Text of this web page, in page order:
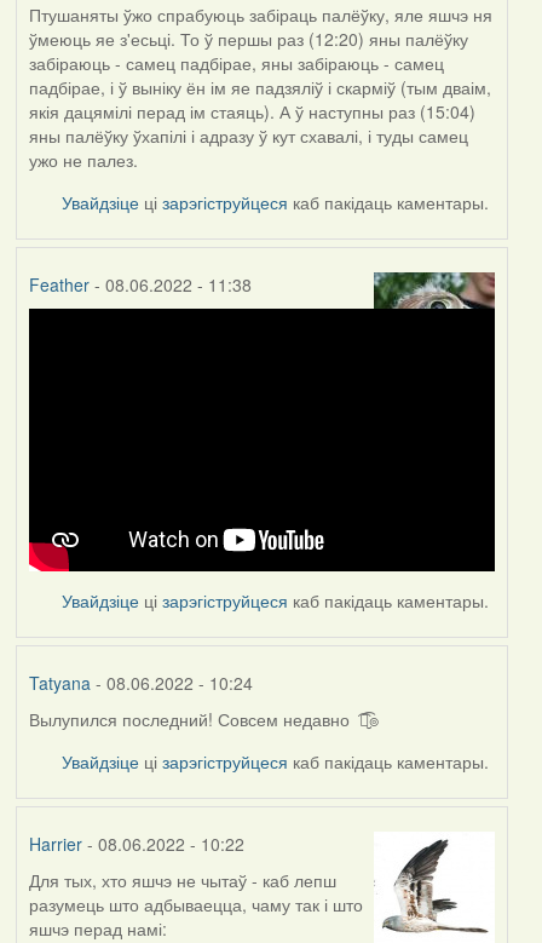
Птушаняты ўжо спрабуюць забіраць палёўку, яле яшчэ ня
ўмеюць яе з'есьці. То ў першы раз (12:20) яны палёўку
забіраюць - самец падбірае, яны забіраюць - самец
падбірае, і ў выніку ён ім яе падзяліў і скарміў (тым дваім,
якія дацямілі перад ім стаяць). А ў наступны раз (15:04)
яны палёўку ўхапілі і адразу ў кут схавалі, і туды самец
ужо не палез.
Увайдзіце цізарэгіструйцеся каб пакідаць каментары.
Feather- 08.06.2022 - 11:38
Увайдзіце цізарэгіструйцеся каб пакідаць каментары.
Tatyana- 08.06.2022 - 10:24
Вылупился последний! Совсем недавно ͡๏̮͡๏
Увайдзіце цізарэгіструйцеся каб пакідаць каментары.
Harrier- 08.06.2022 - 10:22
Для тых, хто яшчэ не чытаў - каб лепш
разумець што адбываецца, чаму так і што
яшчэ перад намі: